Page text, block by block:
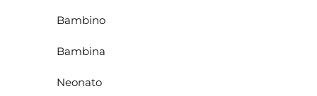
Bambino
Bambina
Neonato